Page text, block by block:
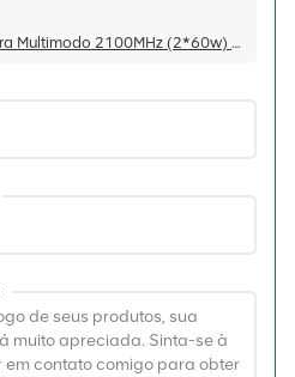
Huawei RRU5909 2100 Para Multimodo 2100MHz (2*60w) -48V 02311TBC WD5M215909CU